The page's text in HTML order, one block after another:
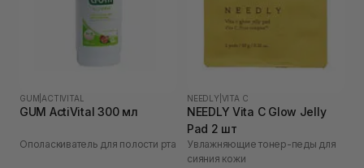
GUM ACTIVITAL
GUM ActiVital 300 мл
Ополаскиватель для полости рта
NEEDLY VITA C
NEEDLY Vita C Glow Jelly
Pad 2 шт
Увлажняющие тонер-педы для
сияния кожи